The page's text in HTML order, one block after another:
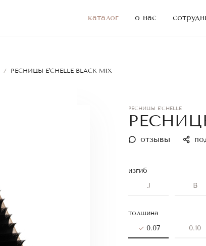
каталог о нас
/ РЕСНИЦЫ E'CHELLE BLACK MIX
РЕСНИЦЫ E'CHELLE
отзывы
изгиб
J
B
толщина
0.07
0.10